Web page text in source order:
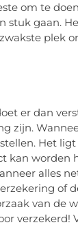
om te
stuk gaan.
plek
er dan
zijn.
Het
kan worden
alles
of
van de
verzekerd!